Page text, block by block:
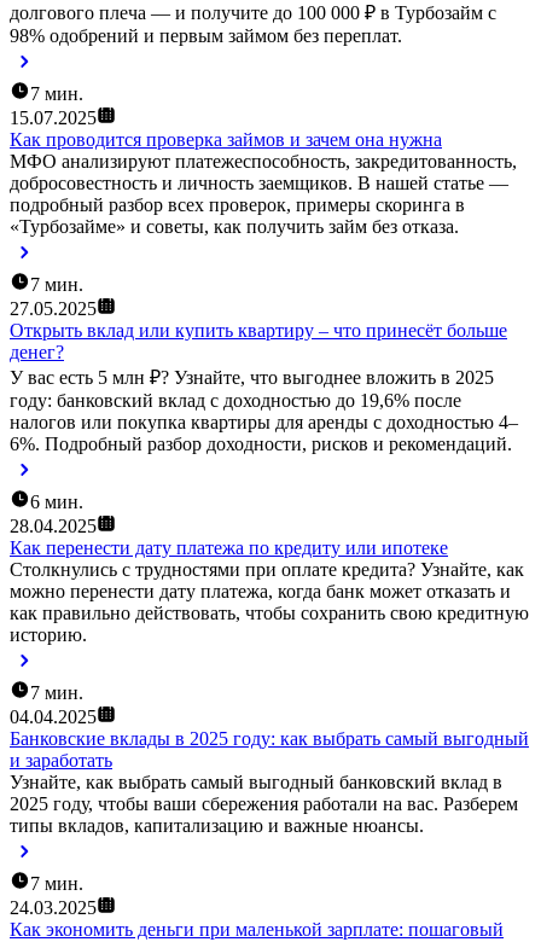
долгового плеча — и получите до 100 000 ₽ в Турбозайм с
98% одобрений и первым займом без переплат.
7 мин.
15.07.2025
Как проводится проверка займов и зачем она нужна
МФО анализируют платежеспособность, закредитованность,
добросовестность и личность заемщиков. В нашей статье —
подробный разбор всех проверок, примеры скоринга в
«Турбозайме» и советы, как получить займ без отказа.
7 мин.
27.05.2025
Открыть вклад или купить квартиру – что принесёт больше
денег?
У вас есть 5 млн ₽? Узнайте, что выгоднее вложить в 2025
году: банковский вклад с доходностью до 19,6% после
налогов или покупка квартиры для аренды с доходностью 4–
6%. Подробный разбор доходности, рисков и рекомендаций.
6 мин.
28.04.2025
Как перенести дату платежа по кредиту или ипотеке
Столкнулись с трудностями при оплате кредита? Узнайте, как
можно перенести дату платежа, когда банк может отказать и
как правильно действовать, чтобы сохранить свою кредитную
историю.
7 мин.
04.04.2025
Банковские вклады в 2025 году: как выбрать самый выгодный
и заработать
Узнайте, как выбрать самый выгодный банковский вклад в
2025 году, чтобы ваши сбережения работали на вас. Разберем
типы вкладов, капитализацию и важные нюансы.
7 мин.
24.03.2025
Как экономить деньги при маленькой зарплате: пошаговый